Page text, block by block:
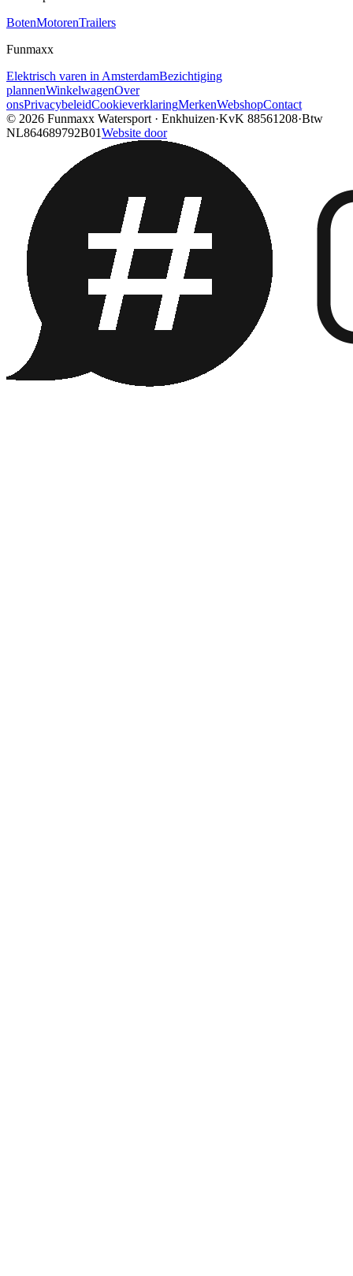
BotenMotorenTrailers
Funmaxx
Elektrisch varen in AmsterdamBezichtiging
plannenWinkelwagenOver
onsPrivacybeleidCookieverklaringMerkenWebshopContact
© 2026 Funmaxx Watersport · Enkhuizen·KvK 88561208·Btw
NL864689792B01Website door